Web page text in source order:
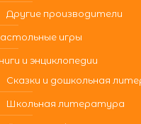
Другие производители
игры
и энциклопедии
Сказки и дошкольная
Школьная литература